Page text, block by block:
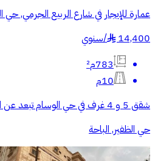
عمارة للإيجار في شارع الربيع الجرمي,
14,400
§
/سنوي
783م²
10م
شقق 5 و 4 غرف في حي الوسام تبعد عن المستشفى 5 دقائق وللحصول على اي معلومات اخرى التواصل على الارقام الظاهره او زيارت المكتب حي الخالدية شارع الجوازات ( مكتب المجلس العقاري )
حي الظفير, الباحة